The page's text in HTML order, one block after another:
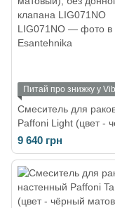
Питай про знижку у
Смеситель для
Paffoni Light (цвет -
матовый), без
клапана LIG071NO
9 640 грн